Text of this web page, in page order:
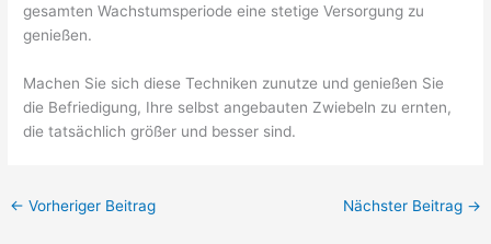
gesamten Wachstumsperiode eine stetige Versorgung zu
genießen.
Machen Sie sich diese Techniken zunutze und genießen Sie
die Befriedigung, Ihre selbst angebauten Zwiebeln zu ernten,
die tatsächlich größer und besser sind.
← Vorheriger Beitrag Nächster Beitrag →